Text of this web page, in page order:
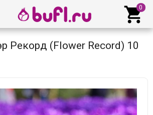

Рекорд (Flower Record) 10